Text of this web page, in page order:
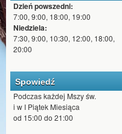
Dzień powszedni:
7:00, 9:00, 18:00, 19:00
Niedziela:
7:30, 9:00, 10:30, 12:00, 18:00,
20:00
Spowiedź
Podczas każdej Mszy św.
i w I Piątek Miesiąca
od 15:00 do 21:00